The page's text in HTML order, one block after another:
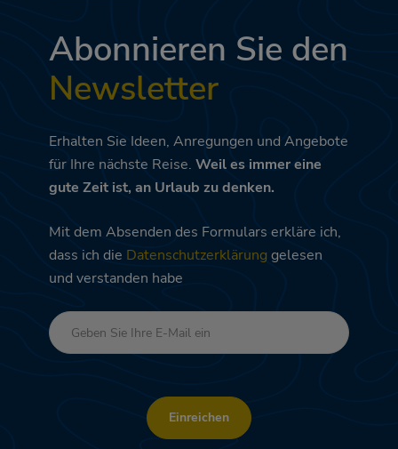
Abonnieren Sie den
Newsletter
Erhalten Sie Ideen, Anregungen und Angebote
für Ihre nächste Reise. Weil es immer eine
gute Zeit ist, an Urlaub zu denken.
Mit dem Absenden des Formulars erkläre ich,
dass ich die Datenschutzerklärung gelesen
und verstanden habe
Einreichen